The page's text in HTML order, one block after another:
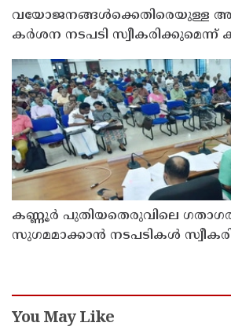
വയോജനങ്ങൾക്കെതിരെയുള്ള
കർശന നടപടി സ്വീകരിക്കുമെന്ന്
കണ്ണൂർ പുതിയതെരുവിലെ
സുഗമമാക്കാന്‍ നടപടികള്‍
You May Like